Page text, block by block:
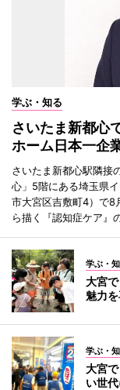
学ぶ・知る
さいたま新都心
ホーム日本一企
さいたま新都心駅隣接
心」5階にある埼玉県
市大宮区吉敷町4）で8
ら描く『認知症ケア』
学ぶ・
大宮
魅力
学ぶ・
大宮
い世